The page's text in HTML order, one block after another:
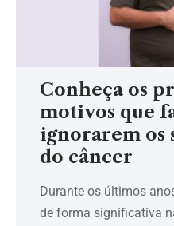
Conheça os
motivos que
ignorarem os
do câncer
Durante os últimos
de forma significativa